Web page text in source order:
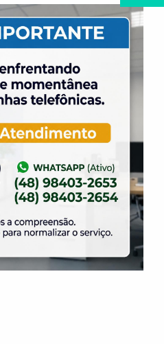
ELASE.
do Campo de Futebol
ELASE
na ELASE.